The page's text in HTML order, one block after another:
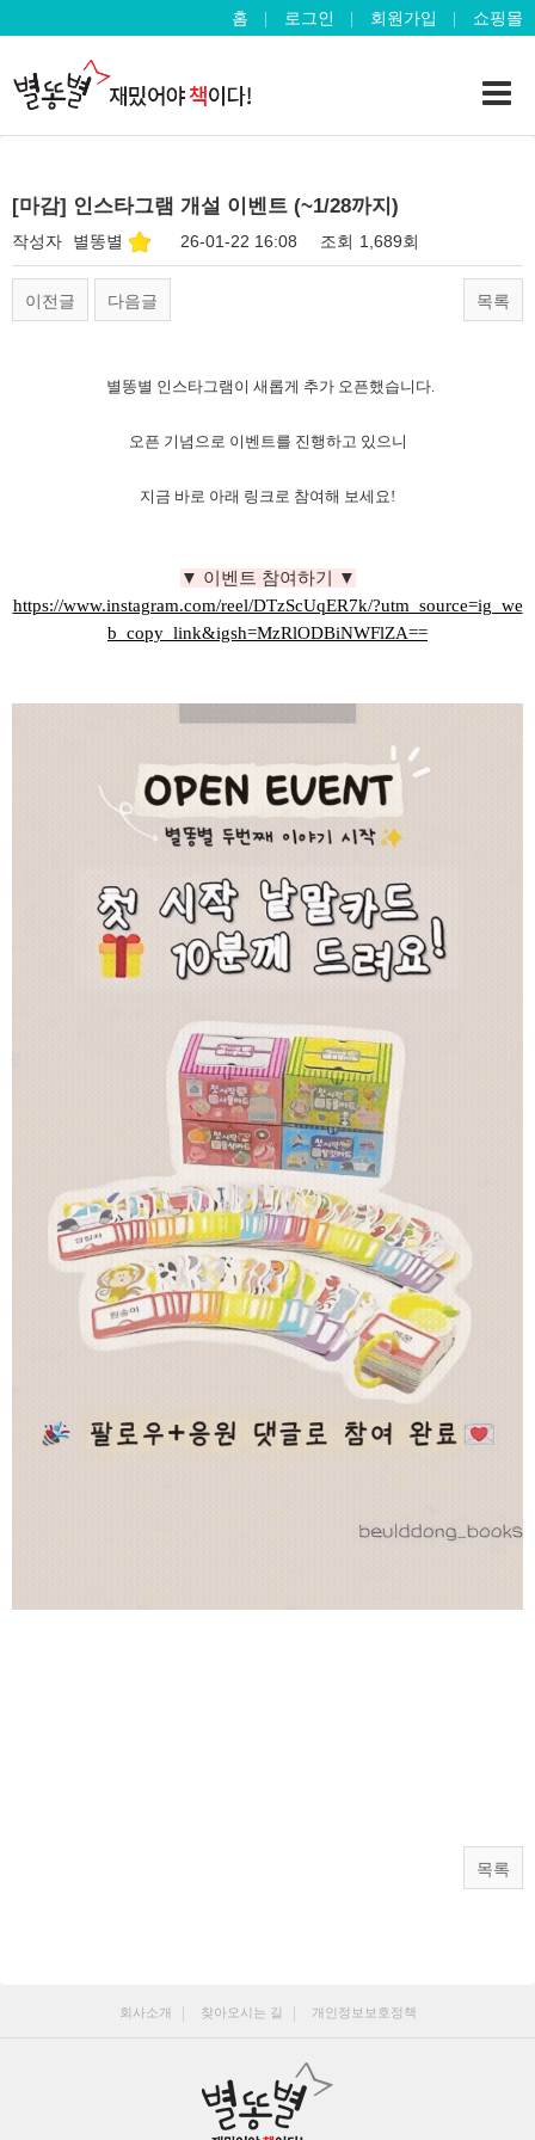
홈 로그인 회원가입 쇼핑몰
[마감] 인스타그램 개설 이벤트 (~1/28까지)
작성자 별똥별 26-01-22 16:08 조회 1,689회
이전글 다음글 목록
별똥별 인스타그램이 새롭게 추가 오픈했습니다.
오픈 기념으로 이벤트를 진행하고 있으니
지금 바로 아래 링크로 참여해 보세요!
▼ 이벤트 참여하기
▼
https://www.instagram.com/reel/DTzScUqER7k/?utm_source=ig_we
b_copy_link&igsh=MzRlODBiNWFlZA==
목록
회사소개 찾아오시는 길 개인정보보호정책